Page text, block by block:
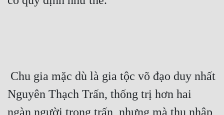
Nguyên Thạch Trấn, thống trị hơn hai
ngàn người trong trấn, nhưng mà thu nhập